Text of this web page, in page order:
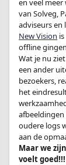
en veel
van Solveg,
adviseurs en
New Vision
offline
Wat je nu
een ander
bezoekers,
het
oudere logs
aan de
Maar we
voelt goed!!!